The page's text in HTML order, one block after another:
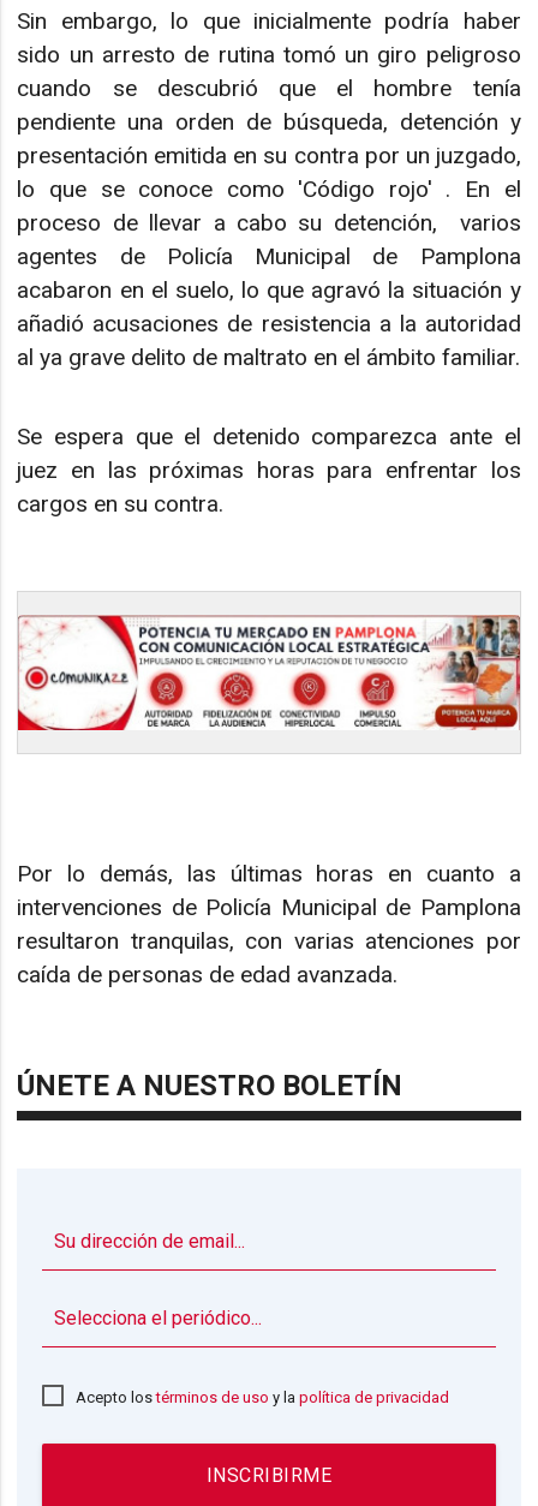
Sin embargo, lo que inicialmente podría haber
sido un arresto de rutina tomó un giro peligroso
cuando se descubrió que el hombre tenía
pendiente una orden de búsqueda, detención y
presentación emitida en su contra por un juzgado,
lo que se conoce como 'Código rojo' . En el
proceso de llevar a cabo su detención, varios
agentes de Policía Municipal de Pamplona
acabaron en el suelo, lo que agravó la situación y
añadió acusaciones de resistencia a la autoridad
al ya grave delito de maltrato en el ámbito familiar.
Se espera que el detenido comparezca ante el
juez en las próximas horas para enfrentar los
cargos en su contra.
Por lo demás, las últimas horas en cuanto a
intervenciones de Policía Municipal de Pamplona
resultaron tranquilas, con varias atenciones por
caída de personas de edad avanzada.
ÚNETE A NUESTRO BOLETÍN
Acepto lostérminos de uso y lapolítica de privacidad
INSCRIBIRME